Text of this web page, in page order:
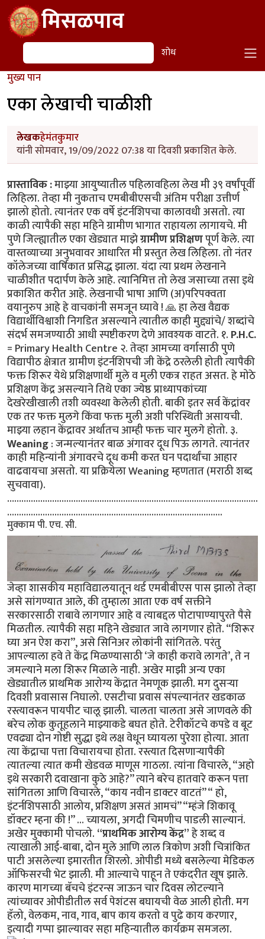
Skip to main contentमिसळपाव
शोध शोध
मुख्य पान
एका लेखाची चाळीशी
लेखकहेमंतकुमार
यांनी सोमवार, 19/09/2022 07:38 या दिवशी प्रकाशित केले.
प्रास्ताविक :माझ्या आयुष्यातील पहिलावहिला लेख मी ३९ वर्षांपूर्वी
लिहिला. तेव्हा मी नुकताच एमबीबीएसची अंतिम परीक्षा उत्तीर्ण
झालो होतो. त्यानंतर एक वर्षे इंटर्नशिपचा कालावधी असतो. त्या
काळी त्यापैकी सहा महिने ग्रामीण भागात राहायला लागायचे. मी
पुणे जिल्ह्यातील एका खेड्यात माझेग्रामीण प्रशिक्षणपूर्ण केले. त्या
वास्तव्याच्या अनुभवावर आधारित मी प्रस्तुत लेख लिहिला. तो नंतर
कॉलेजच्या वार्षिकात प्रसिद्ध झाला. यंदा त्या प्रथम लेखनाने
चाळीशीत पदार्पण केले आहे. त्यानिमित्त तो लेख जसाच्या तसा इथे
प्रकाशित करीत आहे. लेखनाची भाषा आणि (अ)परिपक्वता
वयानुरुप आहे हे वाचकांनी समजून घ्यावे ! 🙏 हा लेख वैद्यक
विद्यार्थीविश्वाशी निगडित असल्याने त्यातील काही मुद्द्यांचे/ शब्दांचे
संदर्भ समजण्याठी आधी स्पष्टीकरण देणे आवश्यक वाटते. १.P.H.C.
= Primary Health Centre २. तेव्हा आमच्या वर्गासाठी पुणे
विद्यापीठ क्षेत्रात ग्रामीण इंटर्नशिपची जी केंद्रे ठरलेली होती त्यापैकी
फक्त शिरूर येथे प्रशिक्षणार्थी मुले व मुली एकत्र राहत असत. हे मोठे
प्रशिक्षण केंद्र असल्याने तिथे एका ज्येष्ठ प्राध्यापकांच्या
देखरेखीखाली तशी व्यवस्था केलेली होती. बाकी इतर सर्व केंद्रांवर
एक तर फक्त मुलगे किंवा फक्त मुली अशी परिस्थिती असायची.
माझ्या लहान केंद्रावर अर्थातच आम्ही फक्त चार मुलगे होतो. ३.
Weaning: जन्मल्यानंतर बाळ अंगावर दूध पिऊ लागते. त्यानंतर
काही महिन्यांनी अंगावरचे दूध कमी करत घन पदार्थांचा आहार
वाढवायचा असतो. या प्रक्रियेला Weaning म्हणतात (मराठी शब्द
सुचवावा).
…………………………………………………………………...............................
...........................................................................................
मुक्काम पी. एच. सी.
जेव्हा शासकीय महाविद्यालयातून थर्ड एमबीबीएस पास झालो तेव्हा
असे सांगण्यात आले, की तुम्हाला आता एक वर्ष सक्तीने
सरकारसाठी राबावे लागणार आहे व त्याबद्दल पोटापाण्यापुरते पैसे
मिळतील. त्यापैकी सहा महिने खेड्यात जावे लागणार होते. “शिरूर
घ्या अन ऐश करा”, असे सिनिअर लोकांनी सांगितले. परंतु
आपल्याला हवे ते केंद्र मिळण्यासाठी ‘जे काही करावे लागते’, ते न
जमल्याने मला शिरूर मिळाले नाही. अखेर माझी अन्य एका
खेड्यातील प्राथमिक आरोग्य केंद्रात नेमणूक झाली. मग दुसऱ्या
दिवशी प्रवासास निघालो. एसटीचा प्रवास संपल्यानंतर खडकाळ
रस्त्यावरून पायपीट चालू झाली. चालता चालता असे जाणवले की
बरेच लोक कुतूहलाने माझ्याकडे बघत होते. टेरीकॉटचे कपडे व बूट
एवढ्या दोन गोष्टी सुद्धा इथे लक्ष वेधून घ्यायला पुरेशा होत्या. आता
त्या केंद्राचा पत्ता विचारायचा होता. रस्त्यात दिसणाऱ्यापैकी
त्यातल्या त्यात कमी खेडवळ माणूस गाठला. त्यांना विचारले, “अहो
इथे सरकारी दवाखाना कुठे आहे?” त्याने बरेच हातवारे करून पत्ता
सांगितला आणि विचारले, “काय नवीन डाक्टर वाटतं” “ हो,
इंटर्नशिपसाठी आलोय, प्रशिक्षण असतं आमचं” “म्हंजे शिकावू
डॉक्टर म्हना की !” ... च्यायला, अगदी चिमणीच पाडली साल्यानं.
अखेर मुक्कामी पोचलो.“प्राथमिक आरोग्य केंद्र”हे शब्द व
त्याखाली आई-बाबा, दोन मुले आणि लाल त्रिकोण अशी चित्रांकित
पाटी असलेल्या इमारतीत शिरलो. ओपीडी मध्ये बसलेल्या मेडिकल
ऑफिसरची भेट झाली. मी आल्याचे पाहून ते एकंदरीत खूष झाले.
कारण मागच्या बॅचचे इंटरन्स जाऊन चार दिवस लोटल्याने
त्यांच्यावर ओपीडीतील सर्व पेशंटस बघायची वेळ आली होती. मग
हॅलो, वेलकम, नाव, गाव, बाप काय करतो व पुढे काय करणार,
इत्यादी गप्पा झाल्यावर सहा महिन्यातील कार्यक्रम समजला.